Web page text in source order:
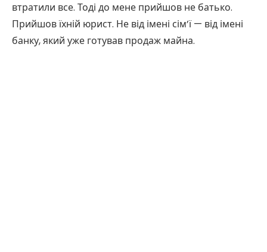
втратили все. Тоді до мене прийшов не батько.
Прийшов їхній юрист. Не від імені сім’ї — від імені
банку, який уже готував продаж майна.